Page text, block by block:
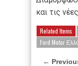
και τις
Related Items
Ford Motor
←